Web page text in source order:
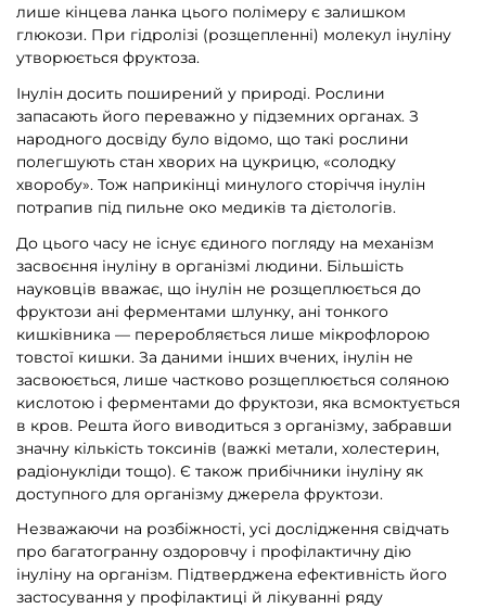
лише кінцева ланка цього полімеру є залишком
глюкози. При гідролізі (розщепленні) молекул інуліну
утворюється фруктоза.
Інулін досить поширений у природі. Рослини
запасають його переважно у підземних органах. З
народного досвіду було відомо, що такі рослини
полегшують стан хворих на цукрицю, «солодку
хворобу». Тож наприкінці минулого сторіччя інулін
потрапив під пильне око медиків та дієтологів.
До цього часу не існує єдиного погляду на механізм
засвоєння інуліну в організмі людини. Більшість
науковців вважає, що інулін не розщеплюється до
фруктози ані ферментами шлунку, ані тонкого
кишківника — переробляється лише мікрофлорою
товстої кишки. За даними інших вчених, інулін не
засвоюється, лише частково розщеплюється соляною
кислотою і ферментами до фруктози, яка всмоктується
в кров. Решта його виводиться з організму, забравши
значну кількість токсинів (важкі метали, холестерин,
радіонукліди тощо). Є також прибічники інуліну як
доступного для організму джерела фруктози.
Незважаючи на розбіжності, усі дослідження свідчать
про багатогранну оздоровчу і профілактичну дію
інуліну на організм. Підтверджена ефективність його
застосування у профілактиці й лікуванні ряду